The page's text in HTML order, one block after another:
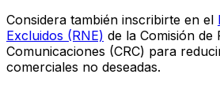
Considera también inscribirte en el
Excluidos (RNE) de la Comisión de
Comunicaciones (CRC) para
comerciales no deseadas.